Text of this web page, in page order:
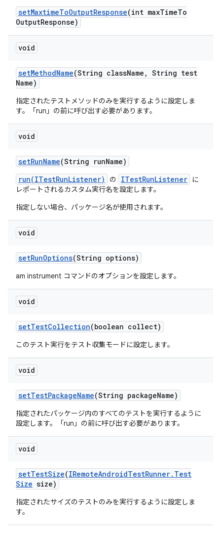
setMaxtimeToOutputResponse(int maxTimeTo
OutputResponse)
void
setMethodName(String className , String test
Name)
指定されたテストメソッドのみを実行するように設定しま
す。「run」の前に呼び出す必要があります。
void
setRunName(String runName)
run(ITestRunListener)
の ITestRunListener
に
レポートされるカスタム実行名を設定します。
指定しない場合、パッケージ名が使用されます。
void
setRunOptions(String options)
am instrument コマンドのオプションを設定します。
void
setTestCollection(boolean collect)
このテスト実行をテスト収集モードに設定します。
void
setTestPackageName(String packageName)
指定されたパッケージ内のすべてのテストを実行するように
設定します。「run」の前に呼び出す必要があります。
void
setTestSize(IRemoteAndroidTestRunner. Test
Size size)
指定されたサイズのテストのみを実行するように設定しま
す。